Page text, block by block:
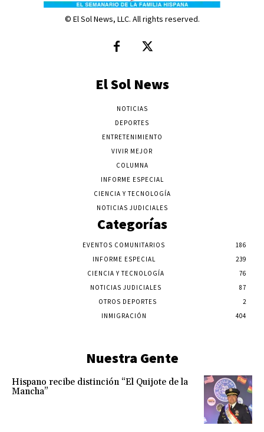
© El Sol News, LLC. All rights reserved.
El Sol News
NOTICIAS
DEPORTES
ENTRETENIMIENTO
VIVIR MEJOR
COLUMNA
INFORME ESPECIAL
CIENCIA Y TECNOLOGÍA
NOTICIAS JUDICIALES
Categorías
EVENTOS COMUNITARIOS
186
INFORME ESPECIAL
239
CIENCIA Y TECNOLOGÍA
76
NOTICIAS JUDICIALES
87
OTROS DEPORTES
2
INMIGRACIÓN
404
Nuestra Gente
Hispano recibe distinción “El Quijote de la
Mancha”